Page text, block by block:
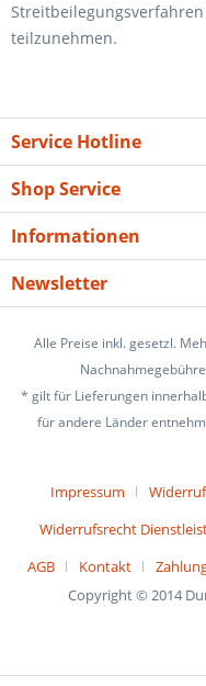
teilzunehmen.
Service Hotline
Shop Service
Informationen
Newsletter
Alle Preise inkl. gesetzl.
* gilt für Lieferungen
für andere Länder
Impressum
Widerrufsrecht
AGB
Kontakt
Copyright © 2014